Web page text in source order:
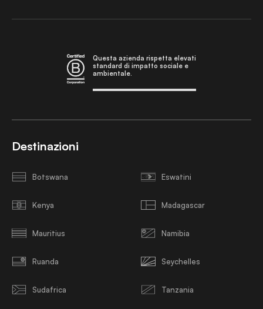
Questa azienda rispetta elevati
standard di impatto sociale e
ambientale.
Destinazioni
Botswana Eswatini
Kenya Madagascar
Mauritius Namibia
Ruanda Seychelles
Sudafrica Tanzania